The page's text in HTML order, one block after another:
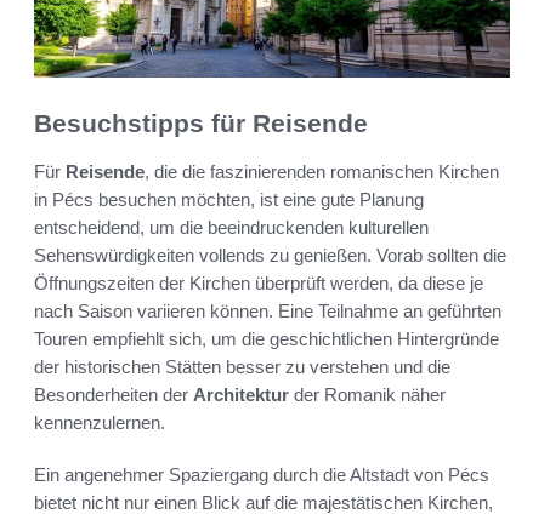
Besuchstipps für Reisende
Für Reisende, die die faszinierenden romanischen Kirchen
in Pécs besuchen möchten, ist eine gute Planung
entscheidend, um die beeindruckenden kulturellen
Sehenswürdigkeiten vollends zu genießen. Vorab sollten die
Öffnungszeiten der Kirchen überprüft werden, da diese je
nach Saison variieren können. Eine Teilnahme an geführten
Touren empfiehlt sich, um die geschichtlichen Hintergründe
der historischen Stätten besser zu verstehen und die
Besonderheiten der Architektur der Romanik näher
kennenzulernen.
Ein angenehmer Spaziergang durch die Altstadt von Pécs
bietet nicht nur einen Blick auf die majestätischen Kirchen,